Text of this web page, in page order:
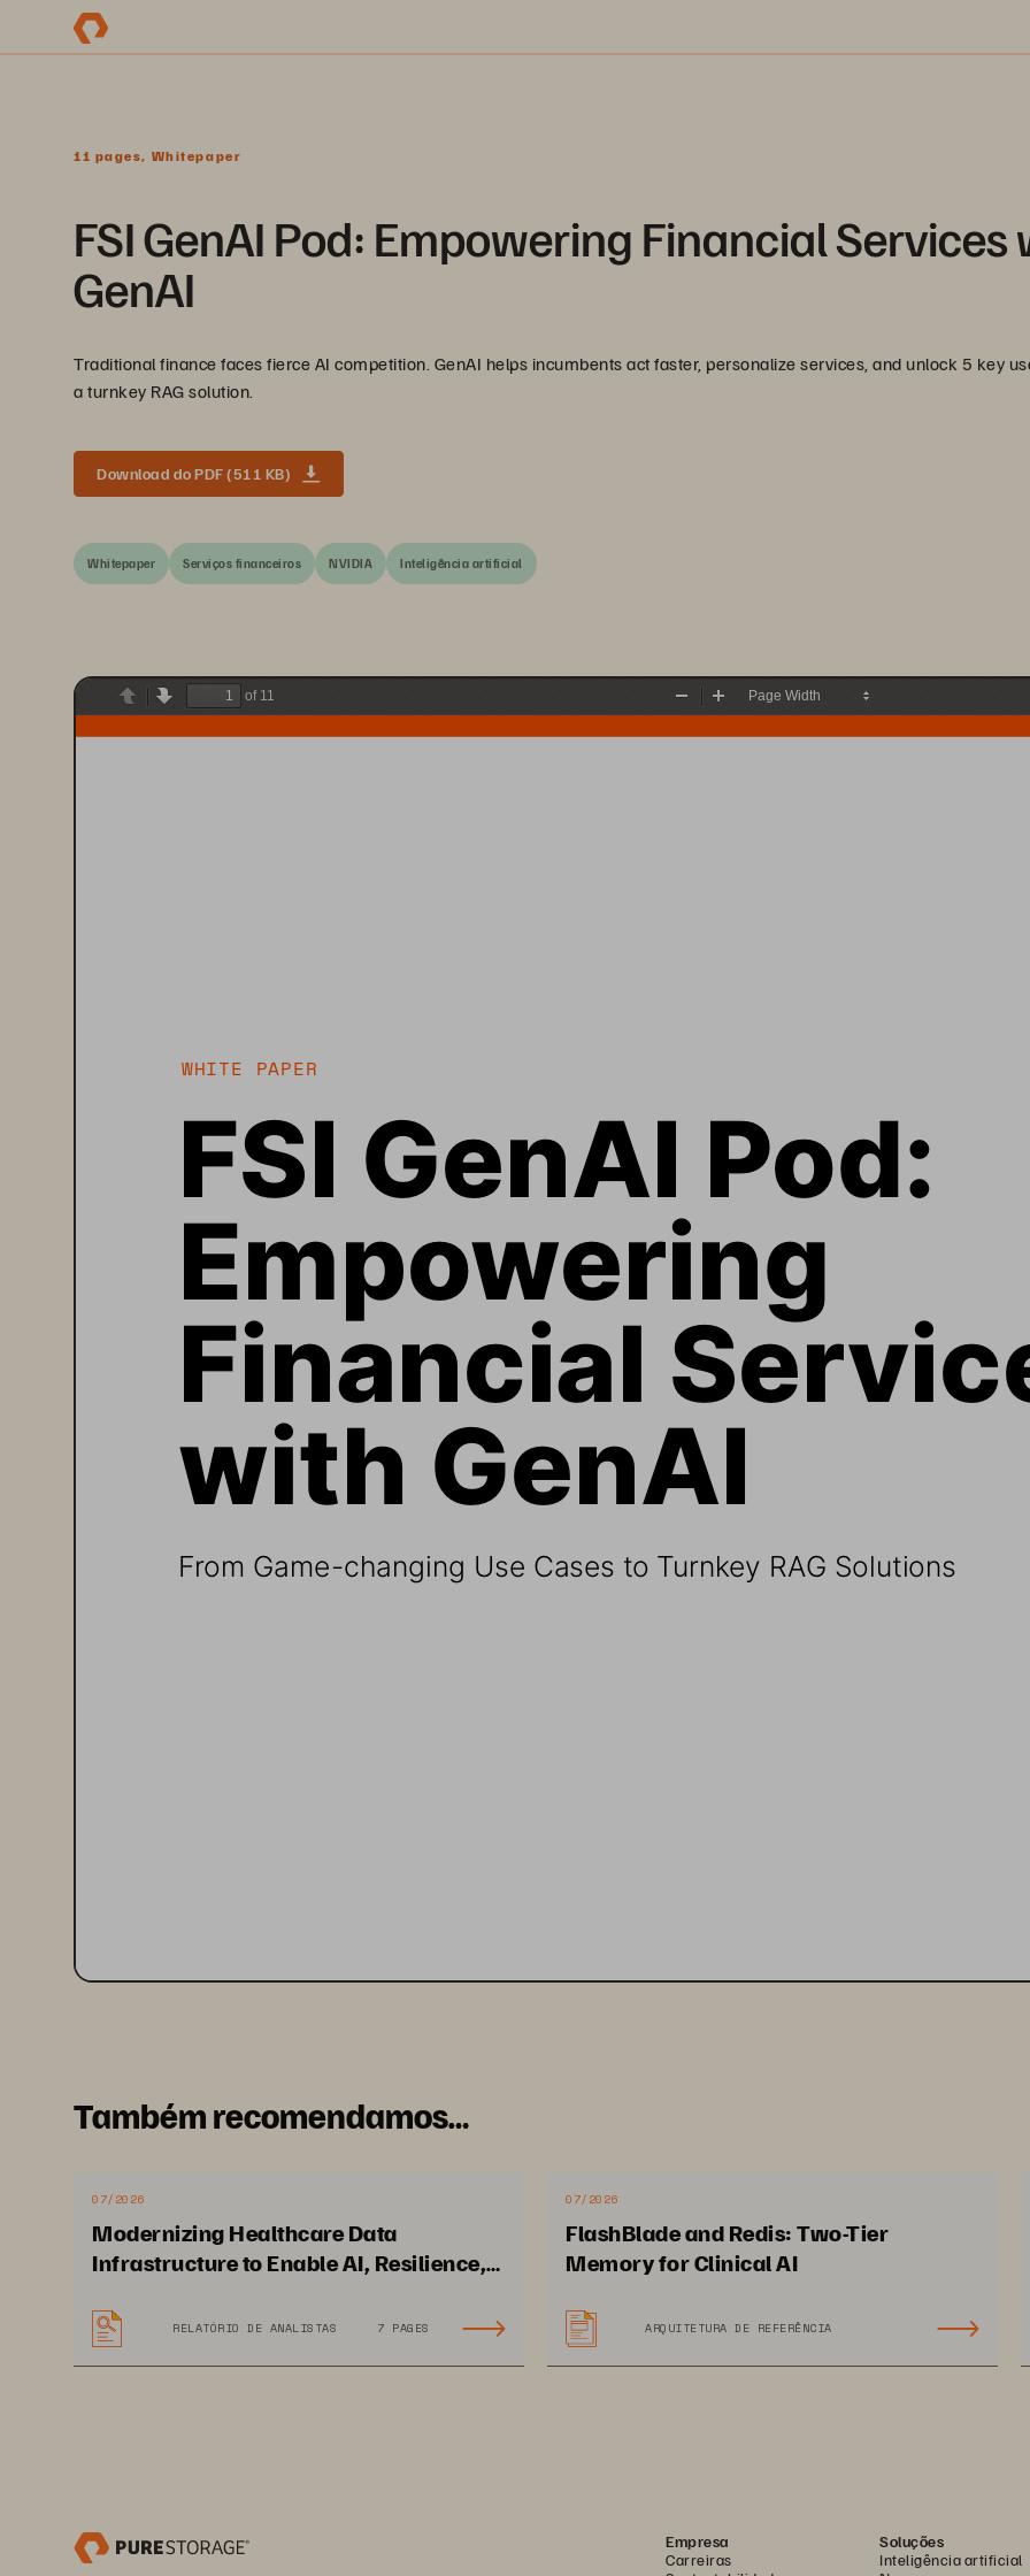
11 pages, Whitepaper
FSI GenAI Pod: Empowering Financial Services
GenAI
Traditional finance faces fierce AI competition. GenAI helps incumbents act faster, personalize services, and unlock 5 key
a turnkey RAG solution.
Download do PDF (511 KB)
Whitepaper Serviços financeiros NVIDIA Inteligência artificial
PreviousNext
of 11
Zoom
WHITE PAPER
FSI GenAI Pod:
Empowering
Financial
with GenAI
From Game‑changing Use Cases to Turnkey RAG Solutions
Também recomendamos…
07/2026
Modernizing Healthcare Data
Infrastructure to Enable AI, Resilience,
RELATÓRIO DE ANALISTAS 7 PAGES
07/2026
FlashBlade and Redis: Two-Tier
Memory for Clinical AI
ARQUITETURA DE REFERÊNCIA
Empresa
Carreiras
Soluções
Inteligência artificial